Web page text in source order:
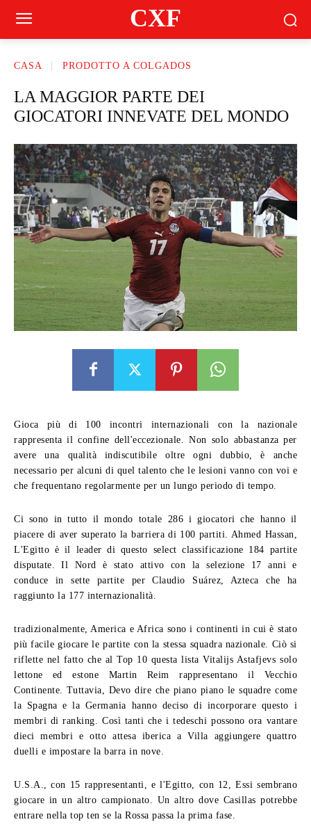
CXF
CASA PRODOTTO A COLGADOS
LA MAGGIOR PARTE DEI
GIOCATORI INNEVATE DEL MONDO
Gioca più di 100 incontri internazionali con la nazionale
rappresenta il confine dell'eccezionale. Non solo abbastanza per
avere una qualità indiscutibile oltre ogni dubbio, è anche
necessario per alcuni di quel talento che le lesioni vanno con voi e
che frequentano regolarmente per un lungo periodo di tempo.
Ci sono in tutto il mondo totale 286 i giocatori che hanno il
piacere di aver superato la barriera di 100 partiti. Ahmed Hassan,
L'Egitto è il leader di questo select classificazione 184 partite
disputate. Il Nord è stato attivo con la selezione 17 anni e
conduce in sette partite per Claudio Suárez, Azteca che ha
raggiunto la 177 internazionalità.
tradizionalmente, America e Africa sono i continenti in cui è stato
più facile giocare le partite con la stessa squadra nazionale. Ciò si
riflette nel fatto che al Top 10 questa lista Vitalijs Astafjevs solo
lettone ed estone Martin Reim rappresentano il Vecchio
Continente. Tuttavia, Devo dire che piano piano le squadre come
la Spagna e la Germania hanno deciso di incorporare questo i
membri di ranking. Così tanti che i tedeschi possono ora vantare
dieci membri e otto attesa iberica a Villa aggiungere quattro
duelli e impostare la barra in nove.
U.S.A., con 15 rappresentanti, e l'Egitto, con 12, Essi sembrano
giocare in un altro campionato. Un altro dove Casillas potrebbe
entrare nella top ten se la Rossa passa la prima fase.